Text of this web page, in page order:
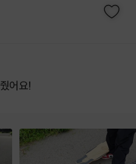
어요!